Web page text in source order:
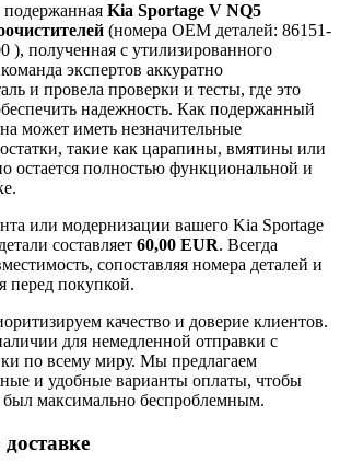
подержанная Kia Sportage V NQ5
(номера OEM деталей: 86151-
), полученная с утилизированного
экспертов аккуратно
и провела проверки и тесты, где это
надежность. Как подержанный
может иметь незначительные
такие как царапины, вмятины или
остается полностью функциональной и
или модернизации вашего Kia Sportage
составляет 60,00 EUR. Всегда
сопоставляя номера деталей и
перед покупкой.
качество и доверие клиентов.
для немедленной отправки с
по всему миру. Мы предлагаем
и удобные варианты оплаты, чтобы
максимально беспроблемным.